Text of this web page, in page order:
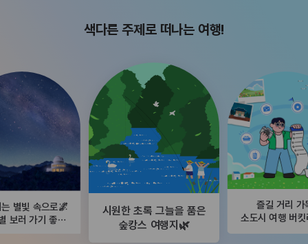
색다른 주제로 떠나는 여행!
별빛 속으로🌌
보러 가기 좋은
시원한 초록 그늘을 품은
숲캉스 여행지🌿
즐길 거리 가
소도시 여행 버킷